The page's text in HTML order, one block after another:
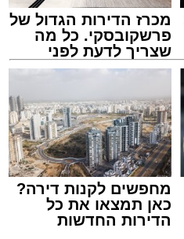
מכרז הדירות הגדול של
פרשקובסקי. כל מה
שצריך לדעת לפני
שמגישים הצעה לדירה
מחפשים לקנות דירה?
כאן תמצאו את כל
הדירות החדשות